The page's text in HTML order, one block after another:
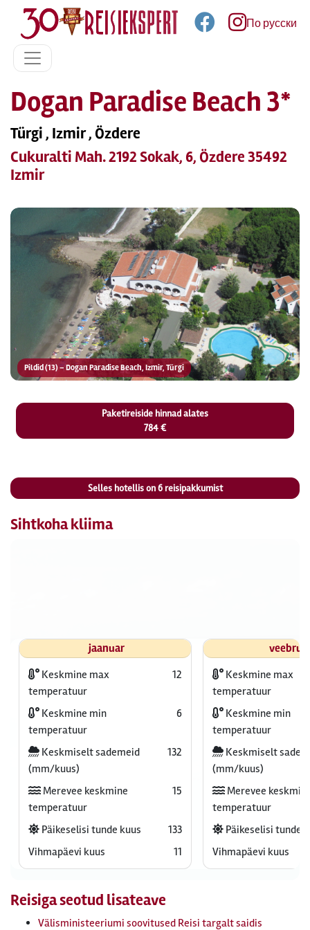
По русски
Dogan Paradise Beach 3*
Türgi , Izmir , Özdere
Cukuralti Mah. 2192 Sokak, 6, Özdere 35492
Izmir
Pildid (13) – Dogan Paradise Beach, Izmir, Türgi
Paketireiside hinnad alates
784 €
Selles hotellis on6reisipakkumist
Sihtkoha kliima
jaanuar
Keskmine max
temperatuur
12
Keskmine min
temperatuur
6
Keskmiselt sademeid
(mm/kuus)
132
Merevee keskmine
temperatuur
15
Päikeselisi tunde kuus
133
Vihmapäevi kuus
11
Keskmine max
temperatuur
Keskmine min
temperatuur
Keskmiselt
(mm/kuus)
Merevee
temperatuur
Päikeselisi tunde
Vihmapäevi kuus
Reisiga seotud lisateave
Välisministeeriumi soovitused Reisi targalt saidis